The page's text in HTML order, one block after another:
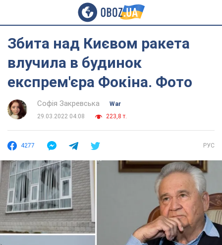
Збита над Києвом ракета
влучила в будинок
експрем'єра Фокіна. Фото
Софія Закревська
War
29.03.2022 04:08
223,8 т.
4277 РУС